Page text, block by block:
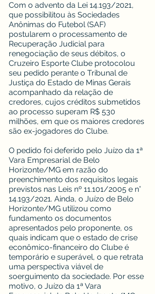
Com o advento da Lei 14.193/2021,
que possibilitou às Sociedades
Anônimas do Futebol (SAF)
postularem o processamento de
Recuperação Judicial para
renegociação de seus débitos, o
Cruzeiro Esporte Clube protocolou
seu pedido perante o Tribunal de
Justiça do Estado de Minas Gerais
acompanhado da relação de
credores, cujos créditos submetidos
ao processo superam R$ 530
milhões, em que os maiores credores
são ex-jogadores do Clube.
O pedido foi deferido pelo Juízo da 1ª
Vara Empresarial de Belo
Horizonte/MG em razão do
preenchimento dos requisitos legais
previstos nas Leis nº 11.101/2005 e n°
14.193/2021. Ainda, o Juízo de Belo
Horizonte/MG utilizou como
fundamento os documentos
apresentados pelo proponente, os
quais indicam que o estado de crise
econômico-financeiro do Clube é
temporário e superável, o que retrata
uma perspectiva viável de
soerguimento da sociedade. Por esse
motivo, o Juízo da 1ª Vara